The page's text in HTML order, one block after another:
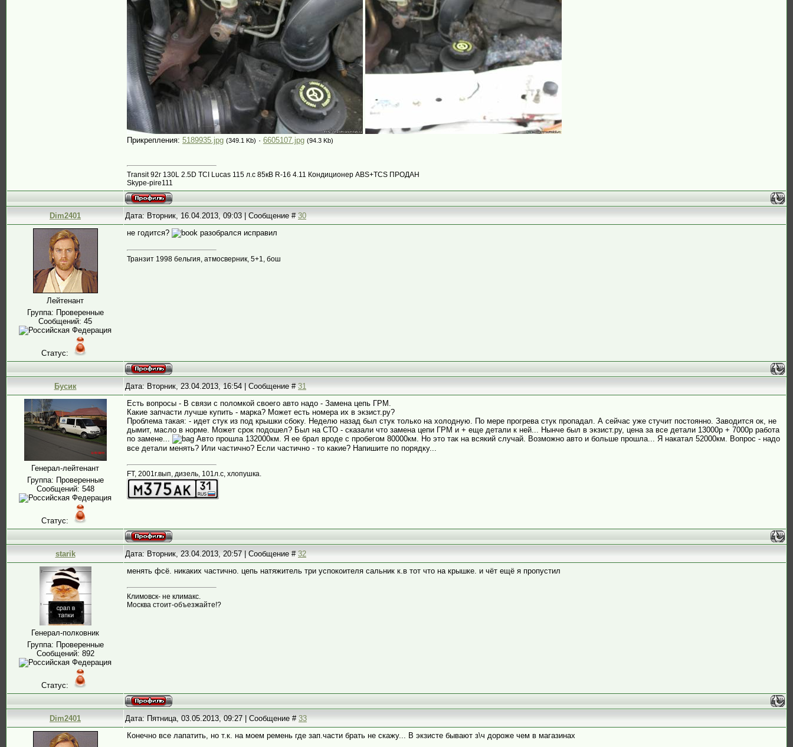
Прикрепления: 5189935.jpg (349.1 Kb) · 6605107.jpg (94.3 Kb)
Transit 92г 130L 2.5D TCI Lucas 115 л.с 85кВ R-16 4.11 Кондиционер ABS+TCS ПРОДАН
Skype-pire111
Dim2401 Дата: Вторник, 16.04.2013, 09:03 | Сообщение #30
Лейтенант
Группа: Проверенные
Сообщений: 45
Статус:
не годится? разобрался исправил
Транзит 1998 бельгия, атмосверник, 5+1, бош
Бусик Дата: Вторник, 23.04.2013, 16:54 | Сообщение #31
Генерал-лейтенант
Группа: Проверенные
Сообщений: 548
Статус:
Есть вопросы - В связи с поломкой своего авто надо - Замена цепь ГРМ.
Какие запчасти лучше купить - марка? Может есть номера их в экзист.ру?
Проблема такая: - идет стук из под крышки сбоку. Неделю назад был стук только на холодную. По мере прогрева стук пропадал. А сейчас уже стучит постоянно. Заводится ок, не
дымит, масло в норме. Может срок подошел? Был на СТО - сказали что замена цепи ГРМ и + еще детали к ней... Нынче был в экзист.ру, цена за все детали 13000р + 7000р работа
по замене...
Авто прошла 132000км. Я ее брал вроде с пробегом 80000км. Но это так на всякий случай. Возможно авто и больше прошла... Я накатал 52000км. Вопрос - надо
все детали менять? Или частично? Если частично - то какие? Напишите по порядку...
FT, 2001г.вып, дизель, 101л.с, хлопушка.
starik Дата: Вторник, 23.04.2013, 20:57 | Сообщение #32
Генерал-полковник
Группа: Проверенные
Сообщений: 892
Статус:
менять фсё. никаких частично. цепь натяжитель три успокоителя сальник к.в тот что на крышке. и чёт ещё я пропустил
Климовск- не климакс.
Москва стоит-объезжайте!?
Dim2401 Дата: Пятница, 03.05.2013, 09:27 | Сообщение #33
Конечно все лапатить, но т.к. на моем ремень где зап.части брать не скажу... В экзисте бывают з\ч дороже чем в магазинах